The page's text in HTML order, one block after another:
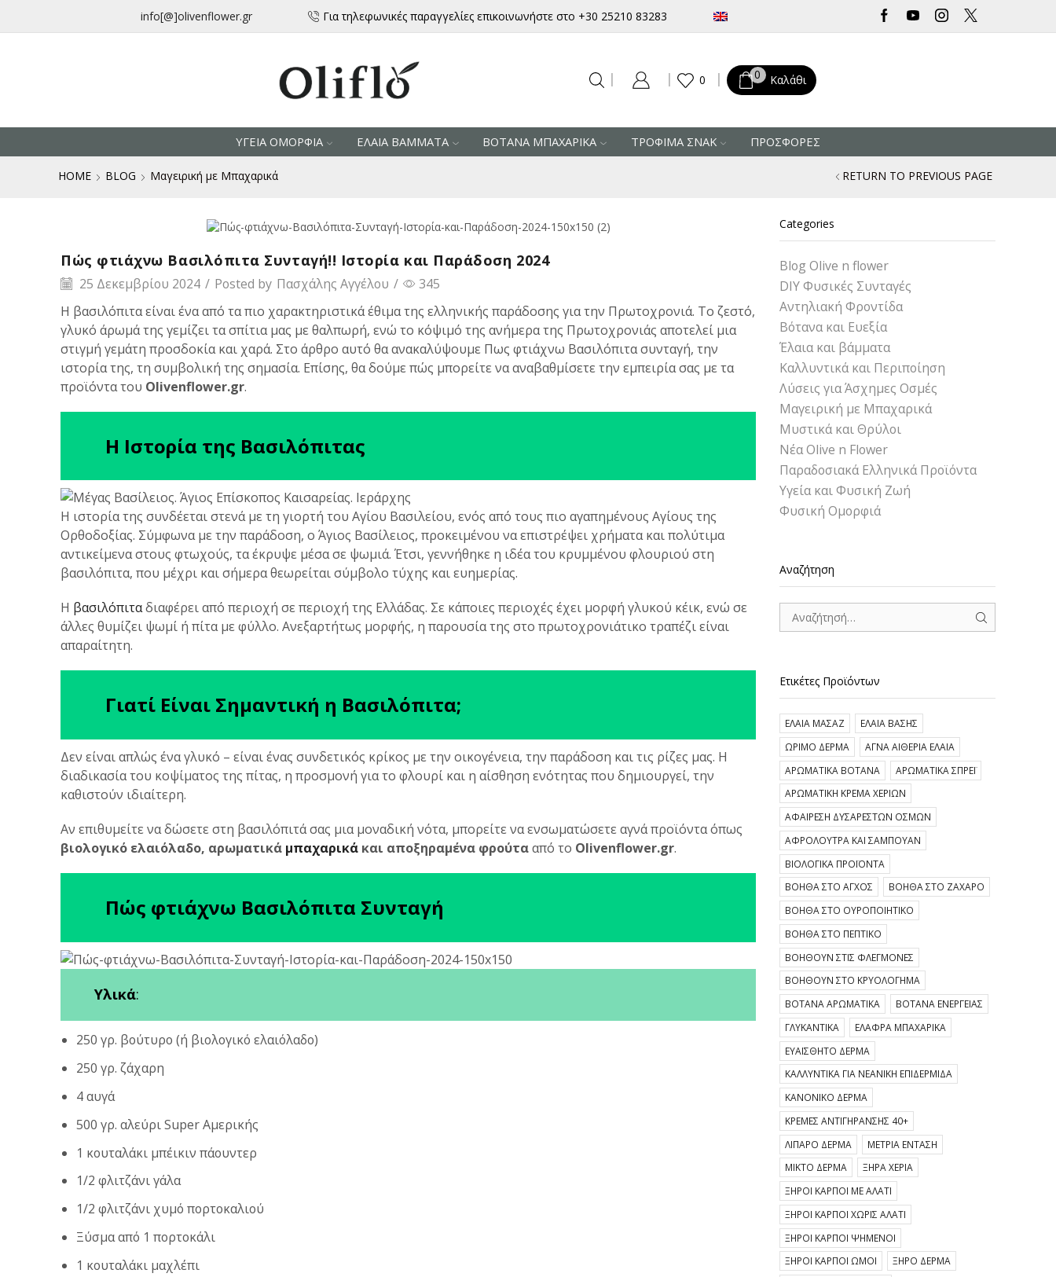
info[@]olivenflower.gr
για αγορές άνω των 30 € από την Ελλάδα Για τηλεφωνικές παραγγελίες επικοινωνήστε στο +30 25210 83283 Δωρεάν μεταφορικά για αγορές άνω των 30 € από την Ελλάδα
0 0 Καλάθι
ΥΓΕΙΑ ΟΜΟΡΦΙΑ ΕΛΑΙΑ ΒΑΜΜΑΤΑ ΒΟΤΑΝΑ ΜΠΑΧΑΡΙΚΑ ΤΡΟΦΙΜΑ ΣΝΑΚ ΠΡΟΣΦΟΡΕΣ
RETURN TO PREVIOUS PAGE
HOME BLOG Μαγειρική με Μπαχαρικά
Μαγειρική με Μπαχαρικά
Πώς φτιάχνω Βασιλόπιτα Συνταγή!! Ιστορία και Παράδοση 2024
25 Δεκεμβρίου 2024 / Posted by Πασχάλης Αγγέλου /
345
Η βασιλόπιτα είναι ένα από τα πιο χαρακτηριστικά έθιμα της ελληνικής παράδοσης για την Πρωτοχρονιά. Το ζεστό,
γλυκό άρωμά της γεμίζει τα σπίτια μας με θαλπωρή, ενώ το κόψιμό της ανήμερα της Πρωτοχρονιάς αποτελεί μια
στιγμή γεμάτη προσδοκία και χαρά. Στο άρθρο αυτό θα ανακαλύψουμε Πως φτιάχνω Βασιλόπιτα συνταγή, την
ιστορία της, τη συμβολική της σημασία. Επίσης, θα δούμε πώς μπορείτε να αναβαθμίσετε την εμπειρία σας με τα
προϊόντα του Olivenflower.gr.
Η Ιστορία της Βασιλόπιτας
Η ιστορία της συνδέεται στενά με τη γιορτή του Αγίου Βασιλείου, ενός από τους πιο αγαπημένους Αγίους της
Ορθοδοξίας. Σύμφωνα με την παράδοση, ο Άγιος Βασίλειος, προκειμένου να επιστρέψει χρήματα και πολύτιμα
αντικείμενα στους φτωχούς, τα έκρυψε μέσα σε ψωμιά. Έτσι, γεννήθηκε η ιδέα του κρυμμένου φλουριού στη
βασιλόπιτα, που μέχρι και σήμερα θεωρείται σύμβολο τύχης και ευημερίας.
Η βασιλόπιταδιαφέρει από περιοχή σε περιοχή της Ελλάδας. Σε κάποιες περιοχές έχει μορφή γλυκού κέικ, ενώ σε
άλλες θυμίζει ψωμί ή πίτα με φύλλο. Ανεξαρτήτως μορφής, η παρουσία της στο πρωτοχρονιάτικο τραπέζι είναι
απαραίτητη.
Γιατί Είναι Σημαντική η Βασιλόπιτα;
Δεν είναι απλώς ένα γλυκό – είναι ένας συνδετικός κρίκος με την οικογένεια, την παράδοση και τις ρίζες μας. Η
διαδικασία του κοψίματος της πίτας, η προσμονή για το φλουρί και η αίσθηση ενότητας που δημιουργεί, την
καθιστούν ιδιαίτερη.
Αν επιθυμείτε να δώσετε στη βασιλόπιτά σας μια μοναδική νότα, μπορείτε να ενσωματώσετε αγνά προϊόντα όπως
βιολογικό ελαιόλαδο, αρωματικά μπαχαρικά και αποξηραμένα φρούτααπό το Olivenflower.gr.
Πώς φτιάχνω Βασιλόπιτα Συνταγή
Υλικά:
250 γρ. βούτυρο (ή βιολογικό ελαιόλαδο)
250 γρ. ζάχαρη
4 αυγά
500 γρ. αλεύρι Super Αμερικής
1 κουταλάκι μπέικιν πάουντερ
1/2 φλιτζάνι γάλα
1/2 φλιτζάνι χυμό πορτοκαλιού
Ξύσμα από 1 πορτοκάλι
1 κουταλάκι μαχλέπι
Categories
Blog Olive n flower
DIY Φυσικές Συνταγές
Αντηλιακή Φροντίδα
Βότανα και Ευεξία
Έλαια και βάμματα
Καλλυντικά και Περιποίηση
Λύσεις για Άσχημες Οσμές
Μαγειρική με Μπαχαρικά
Μυστικά και Θρύλοι
Νέα Olive n Flower
Παραδοσιακά Ελληνικά Προϊόντα
Υγεία και Φυσική Ζωή
Φυσική Ομορφιά
Αναζήτηση
SEARCH
Ετικέτες Προϊόντων
ΈΛΑΙΑ ΜΑΣΆΖ
ΈΛΑΙΑ ΒΆΣΗΣ
ΏΡΙΜΟ ΔΈΡΜΑ
ΑΓΝΆ ΑΙΘΈΡΙΑ ΈΛΑΙΑ
ΑΡΩΜΑΤΙΚΆ ΒΌΤΑΝΑ
ΑΡΩΜΑΤΙΚΆ ΣΠΡΈΙ
ΑΡΩΜΑΤΙΚΉ ΚΡΈΜΑ ΧΕΡΙΏΝ
ΑΦΑΊΡΕΣΗ ΔΥΣΆΡΕΣΤΩΝ ΟΣΜΏΝ
ΑΦΡΌΛΟΥΤΡΑ ΚΑΙ ΣΑΜΠΟΥΆΝ
ΒΙΟΛΟΓΙΚΆ ΠΡΟΪΌΝΤΑ
ΒΟΗΘΆ ΣΤΟ ΆΓΧΟΣ
ΒΟΗΘΆ ΣΤΟ ΖΆΧΑΡΟ
ΒΟΗΘΆ ΣΤΟ ΟΥΡΟΠΟΙΗΤΙΚΌ
ΒΟΗΘΆ ΣΤΟ ΠΕΠΤΙΚΌ
ΒΟΗΘΟΎΝ ΣΤΙΣ ΦΛΕΓΜΟΝΈΣ
ΒΟΗΘΟΎΝ ΣΤΟ ΚΡΥΟΛΌΓΗΜΑ
ΒΌΤΑΝΑ ΑΡΩΜΑΤΙΚΆ
ΒΌΤΑΝΑ ΕΝΈΡΓΕΙΑΣ
ΓΛΥΚΑΝΤΙΚΆ
ΕΛΑΦΡΆ ΜΠΑΧΑΡΙΚΆ
ΕΥΑΊΣΘΗΤΟ ΔΈΡΜΑ
ΚΑΛΛΥΝΤΙΚΆ ΓΙΑ ΝΕΑΝΙΚΉ ΕΠΙΔΕΡΜΊΔΑ
ΚΑΝΟΝΙΚΌ ΔΈΡΜΑ
ΚΡΈΜΕΣ ΑΝΤΙΓΉΡΑΝΣΗΣ 40+
ΛΙΠΑΡΌ ΔΈΡΜΑ
ΜΈΤΡΙΑ ΈΝΤΑΣΗ
ΜΙΚΤΌ ΔΈΡΜΑ
ΞΗΡΆ ΧΈΡΙΑ
ΞΗΡΟΊ ΚΑΡΠΟΊ ΜΕ ΑΛΆΤΙ
ΞΗΡΟΊ ΚΑΡΠΟΊ ΧΩΡΊΣ ΑΛΆΤΙ
ΞΗΡΟΊ ΚΑΡΠΟΊ ΨΗΜΈΝΟΙ
ΞΗΡΟΊ ΚΑΡΠΟΊ ΩΜΟΊ
ΞΗΡΌ ΔΈΡΜΑ